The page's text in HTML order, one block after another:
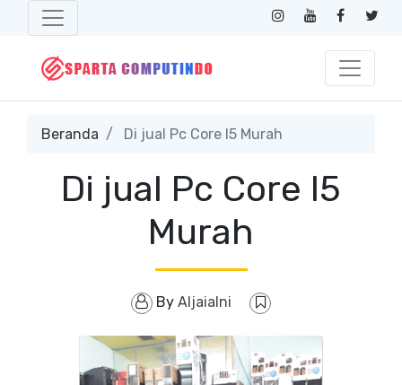
Beranda Di jual Pc Core I5 Murah
Di jual Pc Core I5
Murah
By Aljaialni